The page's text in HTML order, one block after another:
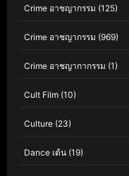
Crime อาชญากรรม (125)
Crime อาชญากรรม (969)
Crime อาชญากากรรม (1)
Cult Film (10)
Culture (23)
Dance เต้น (19)